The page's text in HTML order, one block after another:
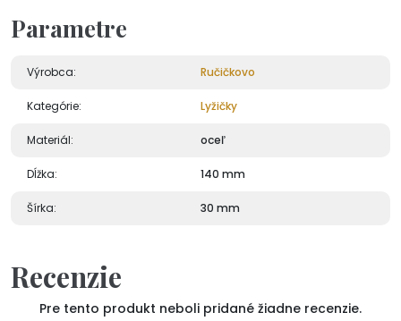
Parametre
Výrobca: Ručičkovo
Kategórie: Lyžičky
Materiál: oceľ
Dĺžka: 140 mm
Šírka: 30 mm
Recenzie
Pre tento produkt neboli pridané žiadne recenzie.